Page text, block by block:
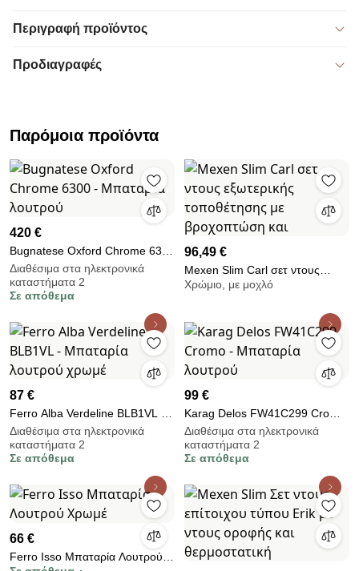
Περιγραφή προϊόντος
Προδιαγραφές
Παρόμοια προϊόντα
420 €
Bugnatese Oxford Chrome 6300
- Μπαταρία λουτρού
Διαθέσιμα στα ηλεκτρονικά
καταστήματα 2
Σε απόθεμα
96,49 €
Mexen Slim Carl σετ ντους
εξωτερικής τοποθέτησης με
Χρώμιο, με μοχλό
87 €
Ferro Alba Verdeline BLB1VL -
Μπαταρία λουτρού χρωμέ
Διαθέσιμα στα ηλεκτρονικά
καταστήματα 2
Σε απόθεμα
99 €
Karag Delos FW41C299 Cromo
- Μπαταρία λουτρού
Διαθέσιμα στα ηλεκτρονικά
καταστήματα 2
Σε απόθεμα
66 €
Ferro Isso Μπαταρία Λουτρού